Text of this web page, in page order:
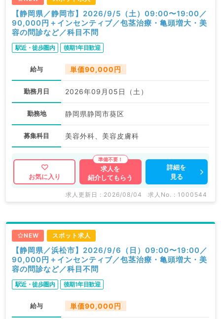
【静岡県／静岡市】2026/9/5（土）09:00〜19:00／
90,000円＋インセンティブ／包茎治療・亀頭増大・美
容の問診など／科目不問
駅近・徒歩圏内 後期1年目歓迎
給与 単価90,000円
勤務月日 2026年09月05日（土）
勤務地 静岡県静岡市葵区
募集科目 美容外科、美容皮膚科
お気に入り
求人を
紹介してもらう
詳細を
見る
求人更新日 : 2026/08/04 求人No. : 1000544
NEW スポット求人
【静岡県／浜松市】2026/9/6（日）09:00〜19:00／
90,000円＋インセンティブ／包茎治療・亀頭増大・美
容の問診など／科目不問
駅近・徒歩圏内 後期1年目歓迎
給与 単価90,000円